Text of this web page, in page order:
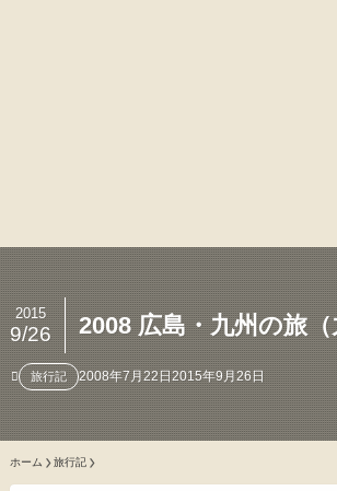
2008 広島・九州の旅
2015
9/26
旅行記 2008年7月22日2015年9月26日
ホーム 旅行記